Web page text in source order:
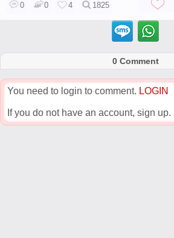
0 0 4 1825
0 Comment
You need to login to comment. LOGIN
If you do not have an account, sign up.